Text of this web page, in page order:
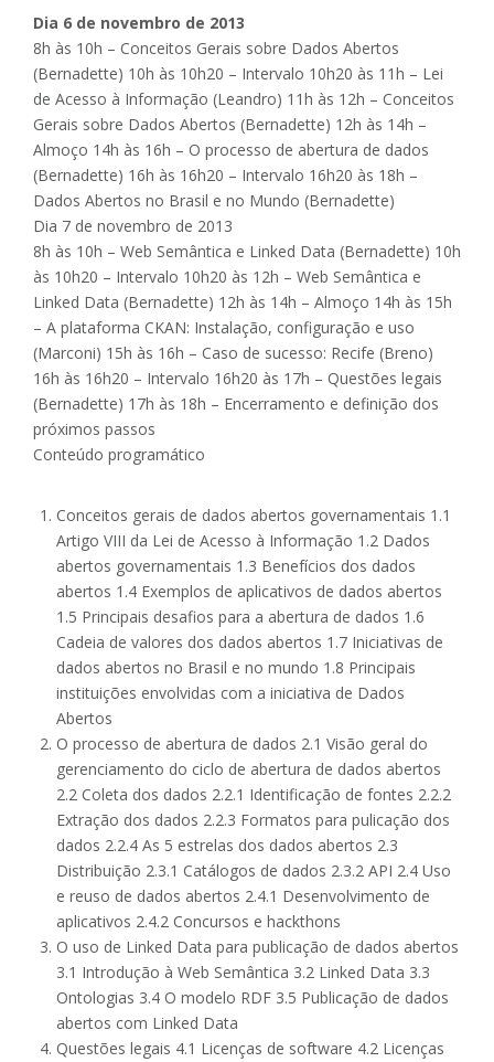
Dia 6 de novembro de 2013
8h às 10h – Conceitos Gerais sobre Dados Abertos
(Bernadette) 10h às 10h20 – Intervalo 10h20 às 11h – Lei
de Acesso à Informação (Leandro) 11h às 12h – Conceitos
Gerais sobre Dados Abertos (Bernadette) 12h às 14h –
Almoço 14h às 16h – O processo de abertura de dados
(Bernadette) 16h às 16h20 – Intervalo 16h20 às 18h –
Dados Abertos no Brasil e no Mundo (Bernadette)
Dia 7 de novembro de 2013
8h às 10h – Web Semântica e Linked Data (Bernadette) 10h
às 10h20 – Intervalo 10h20 às 12h – Web Semântica e
Linked Data (Bernadette) 12h às 14h – Almoço 14h às 15h
– A plataforma CKAN: Instalação, configuração e uso
(Marconi) 15h às 16h – Caso de sucesso: Recife (Breno)
16h às 16h20 – Intervalo 16h20 às 17h – Questões legais
(Bernadette) 17h às 18h – Encerramento e definição dos
próximos passos
Conteúdo programático
Conceitos gerais de dados abertos governamentais 1.1
Artigo VIII da Lei de Acesso à Informação 1.2 Dados
abertos governamentais 1.3 Benefícios dos dados
abertos 1.4 Exemplos de aplicativos de dados abertos
1.5 Principais desafios para a abertura de dados 1.6
Cadeia de valores dos dados abertos 1.7 Iniciativas de
dados abertos no Brasil e no mundo 1.8 Principais
instituições envolvidas com a iniciativa de Dados
Abertos
O processo de abertura de dados 2.1 Visão geral do
gerenciamento do ciclo de abertura de dados abertos
2.2 Coleta dos dados 2.2.1 Identificação de fontes 2.2.2
Extração dos dados 2.2.3 Formatos para pulicação dos
dados 2.2.4 As 5 estrelas dos dados abertos 2.3
Distribuição 2.3.1 Catálogos de dados 2.3.2 API 2.4 Uso
e reuso de dados abertos 2.4.1 Desenvolvimento de
aplicativos 2.4.2 Concursos e hackthons
O uso de Linked Data para publicação de dados abertos
3.1 Introdução à Web Semântica 3.2 Linked Data 3.3
Ontologias 3.4 O modelo RDF 3.5 Publicação de dados
abertos com Linked Data
Questões legais 4.1 Licenças de software 4.2 Licenças